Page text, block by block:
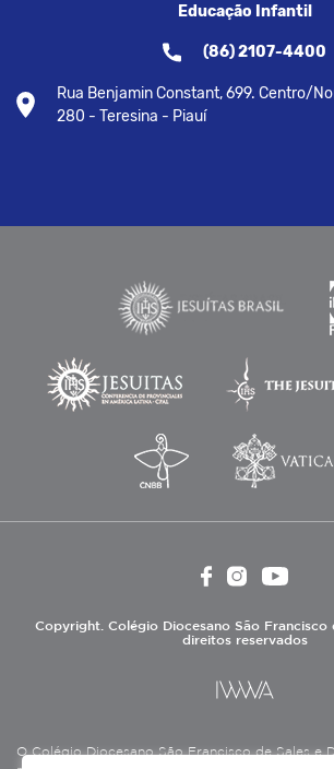
Educação Infantil
(86) 2107-4400
Rua Benjamin Constant, 699. Centro/
280 - Teresina - Piauí
Copyright. Colégio Diocesano São Francisco
direitos reservados
O Colégio Diocesano São Francisco de Sales e